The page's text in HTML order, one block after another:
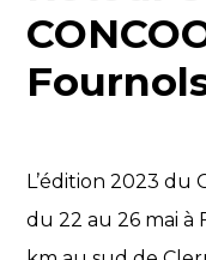
L’édition 2023 du
du 22 au 26 mai à